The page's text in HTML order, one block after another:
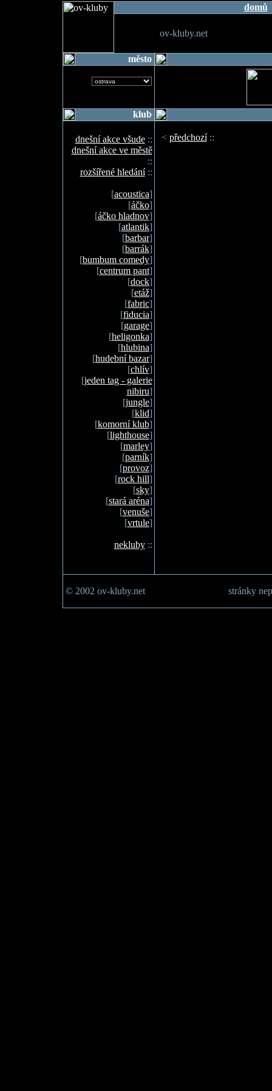
domů
ov-kluby.net
město
klub
dnešní akce všude::
dnešní akce ve městě
::
rozšířené hledání::
[acoustica]
[áčko]
[áčko hladnov]
[atlantik]
[barbar]
[barrák]
[bumbum comedy]
[centrum pant]
[dock]
[etáž]
[fabric]
[fiducia]
[garage]
[heligonka]
[hlubina]
[hudební bazar]
[chlív]
[jeden tag - galerie
nibiru]
[jungle]
[klid]
[komorní klub]
[lighthouse]
[marley]
[parník]
[provoz]
[rock hill]
[sky]
[stará aréna]
[venuše]
[vrtule]
nekluby::
< předchozí::
© 2002 ov-kluby.net stránky